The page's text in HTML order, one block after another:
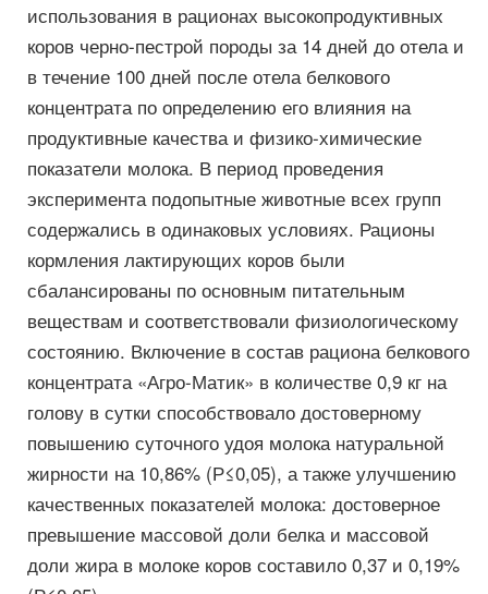
использования в рационах высокопродуктивных
коров черно-пестрой породы за 14 дней до отела и
в течение 100 дней после отела белкового
концентрата по определению его влияния на
продуктивные качества и физико-химические
показатели молока. В период проведения
эксперимента подопытные животные всех групп
содержались в одинаковых условиях. Рационы
кормления лактирующих коров были
сбалансированы по основным питательным
веществам и соответствовали физиологическому
состоянию. Включение в состав рациона белкового
концентрата «Агро-Матик» в количестве 0,9 кг на
голову в сутки способствовало достоверному
повышению суточного удоя молока натуральной
жирности на 10,86% (Р≤0,05), а также улучшению
качественных показателей молока: достоверное
превышение массовой доли белка и массовой
доли жира в молоке коров составило 0,37 и 0,19%